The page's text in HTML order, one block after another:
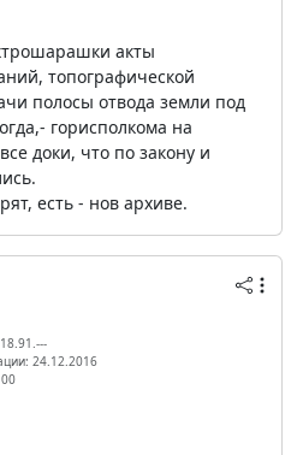
акты
топографической
полосы отвода земли под
горисполкома на
доки, что по закону и
есть - нов архиве.
24.12.2016